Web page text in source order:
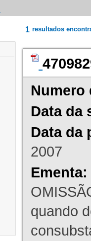
1 resultados
Numero
Data da
Data da
2007
Ementa:
quando